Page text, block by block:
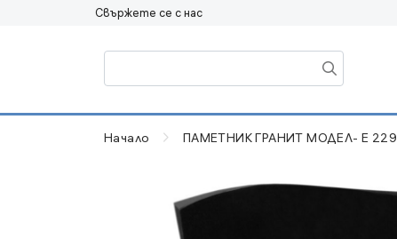
Свържете се с нас
Начало ПАМЕТНИК ГРАНИТ МОДЕЛ- Е 229